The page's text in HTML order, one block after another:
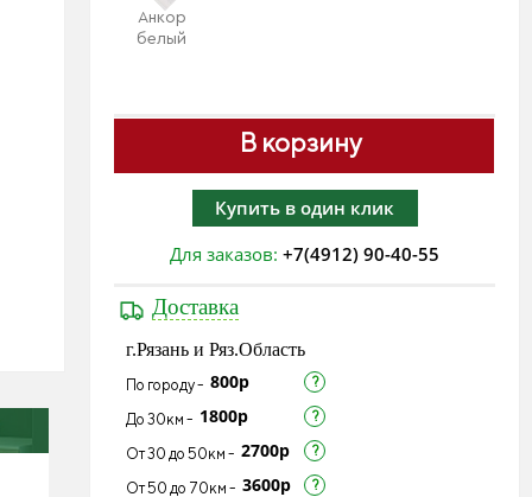
В корзину
Купить в один клик
Анкор
белый
Для заказов:+7(4912) 90-40-55
Доставка
г.Рязань и Ряз.Область
По городу - 800р
До 30км - 1800р
От 30 до 50км - 2700р
От 50 до 70км - 3600р